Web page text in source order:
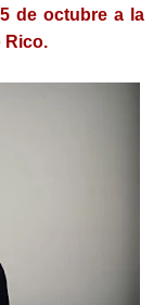
de octubre a la
Rico.